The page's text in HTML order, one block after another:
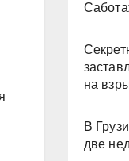
на
В
две